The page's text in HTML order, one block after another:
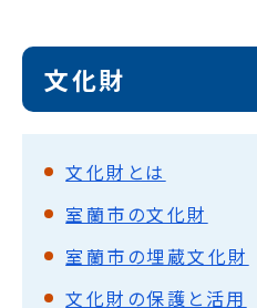
文化財
文化財とは
室蘭市の文化財
室蘭市の埋蔵文化財
文化財の保護と活用